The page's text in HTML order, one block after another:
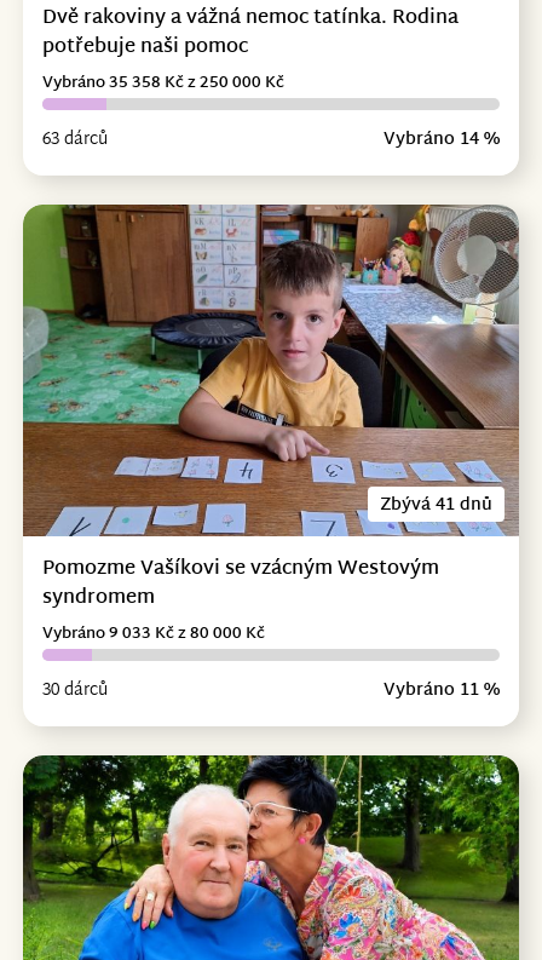
Dvě rakoviny a vážná nemoc tatínka. Rodina
potřebuje naši pomoc
63 dárců Vybráno 14 %
Vybráno 35 358 Kč z 250 000 Kč
Zbývá 41 dnů
Pomozme Vašíkovi se vzácným Westovým
syndromem
30 dárců Vybráno 11 %
Vybráno 9 033 Kč z 80 000 Kč